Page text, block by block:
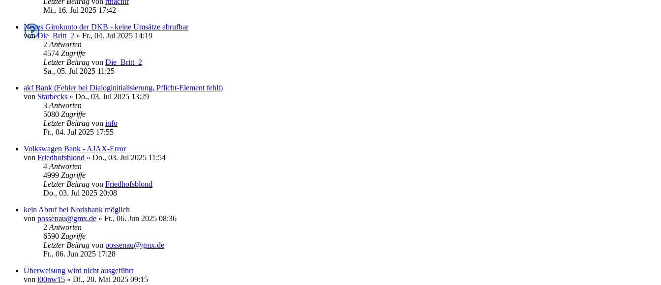
Mi., 16. Jul 2025 17:42
Neues Girokonto der DKB - keine Umsätze abrufbar
vonDie_Britt_2 » Fr., 04. Jul 2025 14:19
2 Antworten
4574 Zugriffe
Letzter Beitrag von Die_Britt_2
Sa., 05. Jul 2025 11:25
akf Bank (Fehler bei Dialoginitialisierung, Pflicht-Element fehlt)
von Starbecks » Do., 03. Jul 2025 13:29
3 Antworten
5080 Zugriffe
Letzter Beitrag von info
Fr., 04. Jul 2025 17:55
Volkswagen Bank - AJAX-Error
von Friedhofsblond » Do., 03. Jul 2025 11:54
4 Antworten
4999 Zugriffe
Letzter Beitrag von Friedhofsblond
Do., 03. Jul 2025 20:08
kein Abruf bei Norisbank möglich
von possenau@gmx.de » Fr., 06. Jun 2025 08:36
2 Antworten
6590 Zugriffe
Letzter Beitrag von possenau@gmx.de
Fr., 06. Jun 2025 17:28
Überweisung wird nicht ausgeführt
von i00nw15 » Di., 20. Mai 2025 09:15